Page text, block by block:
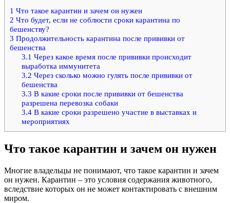
1 Что такое карантин и зачем он нужен
2 Что будет, если не соблюсти сроки карантина по
бешенству?
3 Продолжительность карантина после прививки от
бешенства
3.1 Через какое время после прививки происходит
выработка иммунитета
3.2 Через сколько можно гулять после прививки от
бешенства
3.3 В какие сроки после прививки от бешенства
разрешена перевозка собаки
3.4В какие сроки разрешено участие в выставках и
мероприятиях
Что такое карантин и зачем он нужен
Многие владельцы не понимают, что такое карантин и зачем
он нужен. Карантин – это условия содержания животного,
вследствие которых он не может контактировать с внешним
миром.